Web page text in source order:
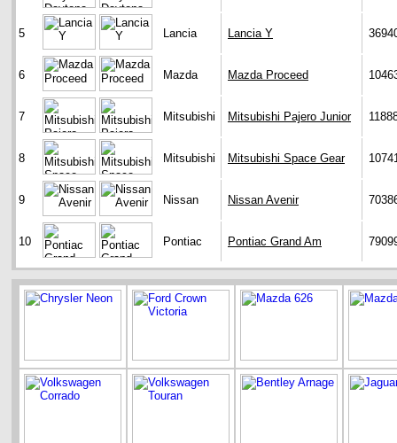
5 Lancia Lancia Y
6 Mazda Mazda Proceed
7 Mitsubishi Mitsubishi Pajero Junior
8 Mitsubishi Mitsubishi Space Gear
9 Nissan Nissan Avenir
10 Pontiac Pontiac Grand Am